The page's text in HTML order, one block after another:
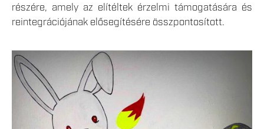
részére, amely az elítéltek érzelmi támogatására és
reintegrációjának elősegítésére összpontosított.